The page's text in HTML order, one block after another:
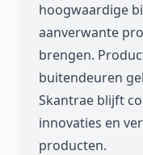
hoogwaardige
aanverwante
brengen.
buitendeuren
Skantrae blijft
innovaties en
producten.